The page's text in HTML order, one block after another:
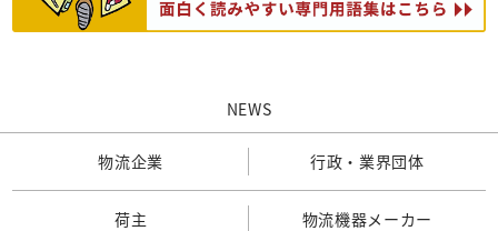
NEWS
物流企業 行政・業界団体
荷主 物流機器メーカー